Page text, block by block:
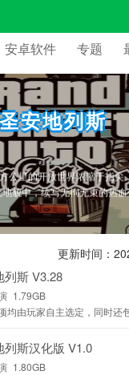
安卓软件 专题
圣安地列斯
幕，当葛洛夫街的帮派号角
游完整移植主机神作内核，
公里的开放世界浓缩于指尖
貌中，续写无拘无束的热
更新时间：
列斯 V3.28
1.79GB
均由玩家自主选定，同时还
列斯汉化版 V1.0
1.80GB